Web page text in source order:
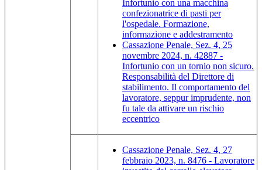
Infortunio con una macchina
confezionatrice di pasti per
l'ospedale. Formazione,
informazione e addestramento
Cassazione Penale, Sez. 4, 25
novembre 2024, n. 42887 -
Infortunio con un tornio non sicuro.
Responsabilità del Direttore di
stabilimento. Il comportamento del
lavoratore, seppur imprudente, non
fu tale da attivare un rischio
eccentrico
Cassazione Penale, Sez. 4, 27
febbraio 2023, n. 8476 - Lavoratore